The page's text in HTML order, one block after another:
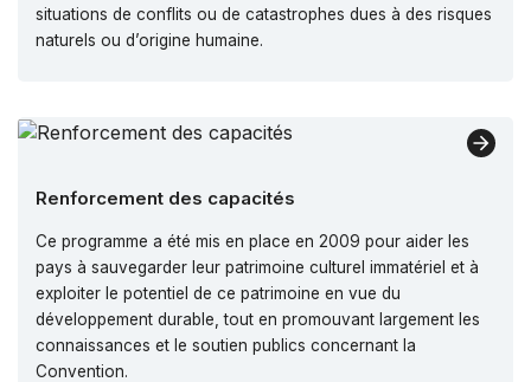
situations de conflits ou de catastrophes dues à des risques
naturels ou d’origine humaine.
Renforcement des capacités
Ce programme a été mis en place en 2009 pour aider les
pays à sauvegarder leur patrimoine culturel immatériel et à
exploiter le potentiel de ce patrimoine en vue du
développement durable, tout en promouvant largement les
connaissances et le soutien publics concernant la
Convention.